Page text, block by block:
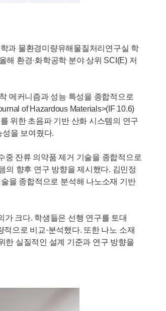
과 물환경미량유해물질처리연구실 학
환경·화학공학 분야 상위 SCI(E) 저
메커니즘과 성능 특성을 종합적으로
of Hazardous Materials>(IF 10.6)
위한 초음파 기반 산화 시스템의 연구
을 보여줬다.
중 잔류 의약품 제거 기술을 종합적으로
의 향후 연구 방향을 제시했다. 김민정
을 종합적으로 분석해 나노소재 기반
크다. 학생들은 선행 연구를 토대
으로 비교·분석했다. 또한 나노 소재
한 실질적인 설계 기준과 연구 방향을